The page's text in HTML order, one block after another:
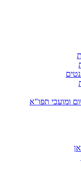
ומועכי תפו"א